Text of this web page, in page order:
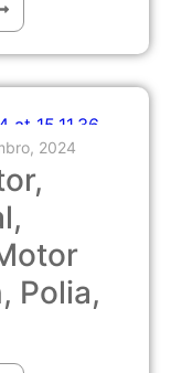
2024
Polia,